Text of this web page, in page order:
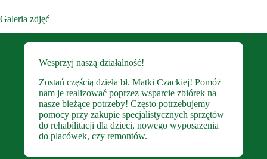
Galeria zdjęć
Wesprzyj naszą działalność!
Zostań częścią dzieła bł. Matki Czackiej! Pomóż
nam je realizować poprzez wsparcie zbiórek na
nasze bieżące potrzeby! Często potrzebujemy
pomocy przy zakupie specjalistycznych sprzętów
do rehabilitacji dla dzieci, nowego wyposażenia
do placówek, czy remontów.